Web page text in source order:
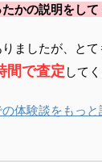
かの説明をし
りましたが、と
間で査定 して
体験談をもっ